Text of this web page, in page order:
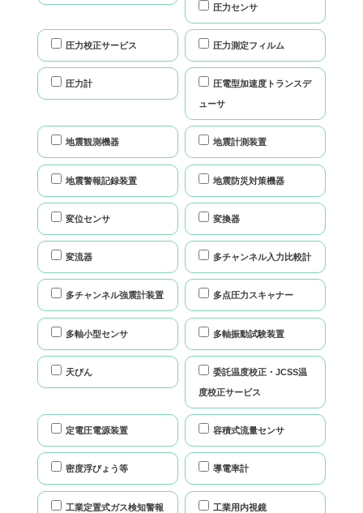
圧力センサ
圧力校正サービス 圧力測定フィルム
圧力計 圧電型加速度トランスデ
ューサ
地震観測機器 地震計測装置
地震警報記録装置 地震防災対策機器
変位センサ 変換器
変流器 多チャンネル入力比較計
多チャンネル強震計装置 多点圧力スキャナー
多軸小型センサ 多軸振動試験装置
天びん 委託温度校正・JCSS温
度校正サービス
定電圧電源装置 容積式流量センサ
密度浮びょう等 導電率計
工業定置式ガス検知警報 工業用内視鏡